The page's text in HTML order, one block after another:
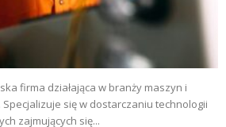
firma działająca w branży maszyn i
Specjalizuje się w dostarczaniu technologii
zajmujących się...